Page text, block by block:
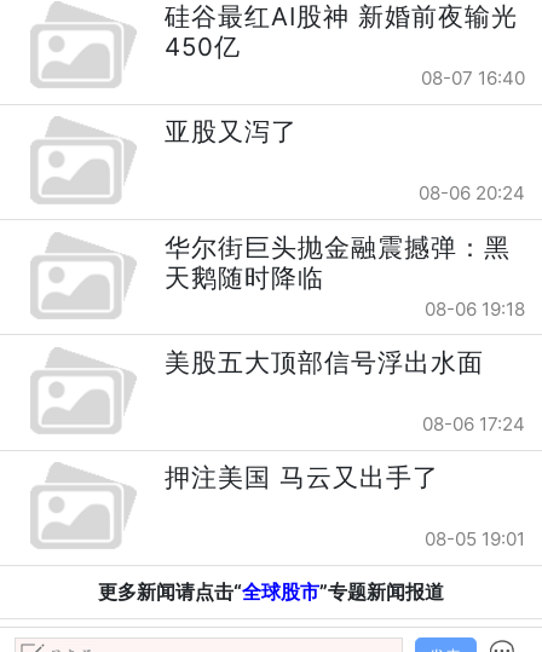
硅谷最红AI股神 新婚前夜输光
450亿
08-07 16:40
亚股又泻了
08-06 20:24
华尔街巨头抛金融震撼弹：黑
天鹅随时降临
08-06 19:18
美股五大顶部信号浮出水面
08-06 17:24
押注美国 马云又出手了
08-05 19:01
更多新闻请点击“全球股市”专题新闻报道